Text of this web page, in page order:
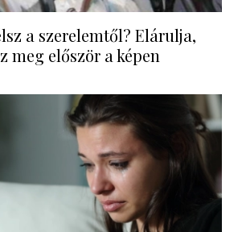
a szerelemtől? Elárulja,
meg először a képen